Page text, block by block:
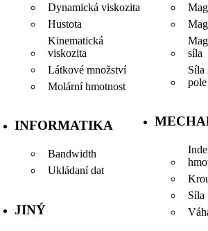
Dynamická viskozita
Hustota
Kinematická
viskozita
Látkové množství
Molární hmotnost
INFORMATIKA
Bandwidth
Ukládaní dat
JINÝ
síla
Síla
pole
Síla